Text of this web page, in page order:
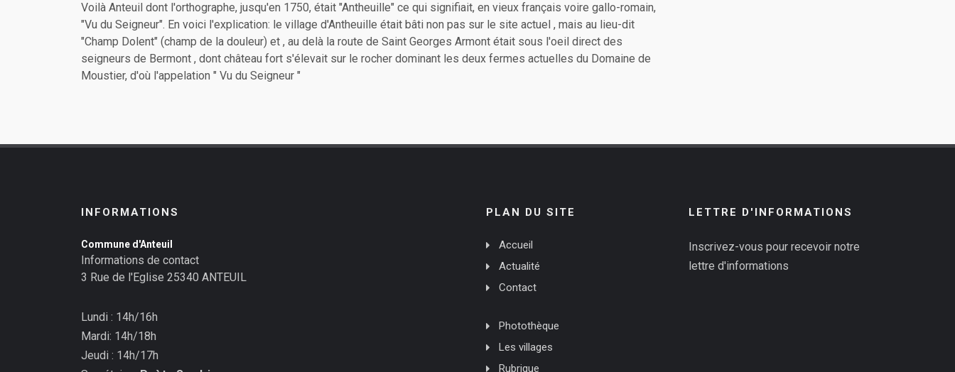
Voilà Anteuil dont l'orthographe, jusqu'en 1750, était "Antheuille" ce qui signifiait, en vieux français voire gallo-romain,
"Vu du Seigneur". En voici l'explication: le village d'Antheuille était bâti non pas sur le site actuel , mais au lieu-dit
"Champ Dolent" (champ de la douleur) et , au delà la route de Saint Georges Armont était sous l'oeil direct des
seigneurs de Bermont , dont château fort s'élevait sur le rocher dominant les deux fermes actuelles du Domaine de
Moustier, d'où l'appelation " Vu du Seigneur "
INFORMATIONS
Commune d'Anteuil
Informations de contact
3 Rue de l'Eglise 25340 ANTEUIL
Lundi : 14h/16h
Mardi: 14h/18h
Jeudi : 14h/17h
PLAN DU SITE
Accueil
Actualité
Contact
Photothèque
Les villages
Rubrique
LETTRE D'INFORMATIONS
Inscrivez-vous pour recevoir notre
lettre d'informations